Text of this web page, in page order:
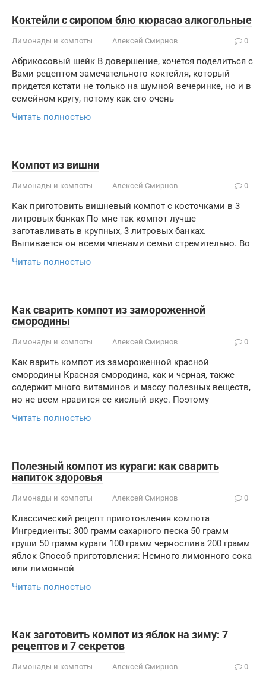
Коктейли с сиропом блю кюрасао алкогольные
Лимонады и компоты Алексей Смирнов 0
Абрикосовый шейк В довершение, хочется поделиться с
Вами рецептом замечательного коктейля, который
придется кстати не только на шумной вечеринке, но и в
семейном кругу, потому как его очень
Читать полностью
Компот из вишни
Лимонады и компоты Алексей Смирнов 0
Как приготовить вишневый компот с косточками в 3
литровых банках По мне так компот лучше
заготавливать в крупных, 3 литровых банках.
Выпивается он всеми членами семьи стремительно. Во
Читать полностью
Как сварить компот из замороженной
смородины
Лимонады и компоты Алексей Смирнов 0
Как варить компот из замороженной красной
смородины Красная смородина, как и черная, также
содержит много витаминов и массу полезных веществ,
но не всем нравится ее кислый вкус. Поэтому
Читать полностью
Полезный компот из кураги: как сварить
напиток здоровья
Лимонады и компоты Алексей Смирнов 0
Классический рецепт приготовления компота
Ингредиенты: 300 грамм сахарного песка 50 грамм
груши 50 грамм кураги 100 грамм чернослива 200 грамм
яблок Способ приготовления: Немного лимонного сока
или лимонной
Читать полностью
Как заготовить компот из яблок на зиму: 7
рецептов и 7 секретов
Лимонады и компоты Алексей Смирнов 0